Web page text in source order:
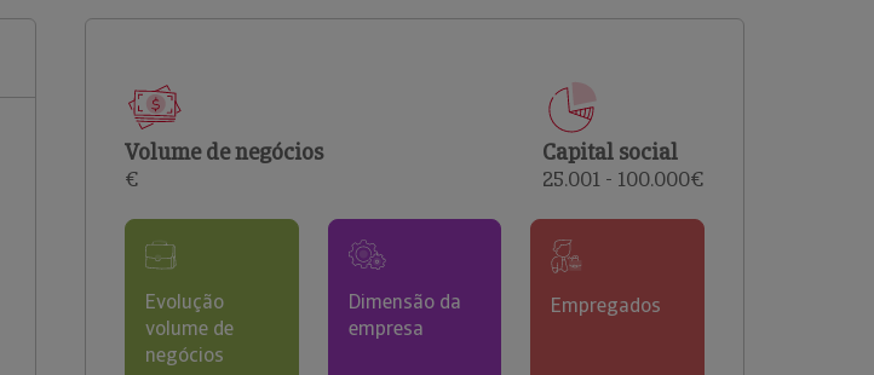
comerciais e analisar o risco de incumprimento dos
Volume de negócios
€
Capital social
25.001 - 100.000€
Evolução
volume de
negócios
Dimensão da
empresa
Empregados